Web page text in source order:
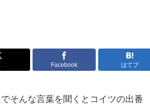
Facebook はてブ
そんな言葉を聞くとコイツの出番